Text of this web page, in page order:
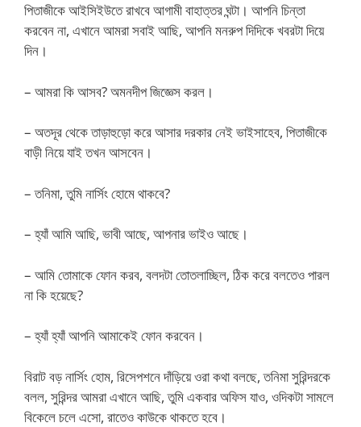
পিতাজীকে আইসিইউতে রাখবে আগামী বাহাত্তর ঘন্টা। আপনি চিন্তা
করবেন না, এখানে আমরা সবাই আছি, আপনি মনরুপ দিদিকে খবরটা দিয়ে
দিন।
– আমরা কি আসব? অমনদীপ জিজ্ঞেস করল।
– অতদূর থেকে তাড়াহুড়ো করে আসার দরকার নেই ভাইসাহেব, পিতাজীকে
বাড়ী নিয়ে যাই তখন আসবেন।
– তনিমা, তুমি নার্সিং হোমে থাকবে?
– হ্যাঁ আমি আছি, ভাবী আছে, আপনার ভাইও আছে।
– আমি তোমাকে ফোন করব, বলদটা তোতলাচ্ছিল, ঠিক করে বলতেও পারল
না কি হয়েছে?
– হ্যাঁ হ্যাঁ আপনি আমাকেই ফোন করবেন।
বিরাট বড় নার্সিং হোম, রিসেপশনে দাঁড়িয়ে ওরা কথা বলছে, তনিমা সুরিন্দরকে
বলল, সুরিন্দর আমরা এখানে আছি, তুমি একবার অফিস যাও, ওদিকটা সামলে
বিকেলে চলে এসো, রাতেও কাউকে থাকতে হবে।